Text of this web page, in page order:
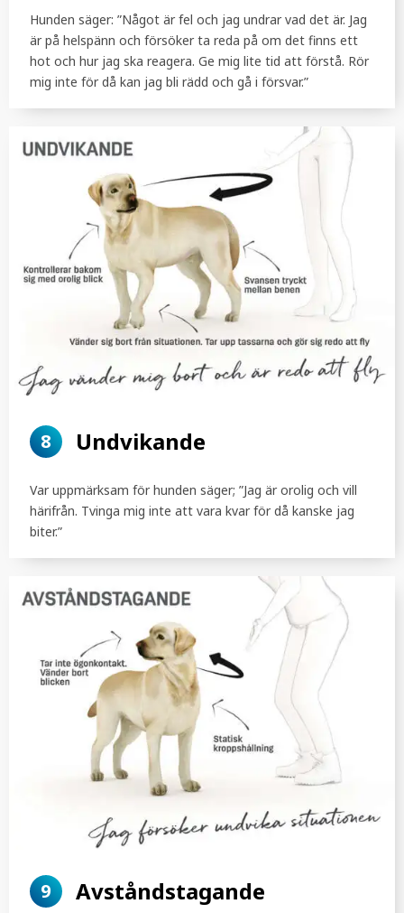
Hunden säger: ”Något är fel och jag undrar vad det är. Jag
är på helspänn och försöker ta reda på om det finns ett
hot och hur jag ska reagera. Ge mig lite tid att förstå. Rör
mig inte för då kan jag bli rädd och gå i försvar.”
8 Undvikande
Var uppmärksam för hunden säger; ”Jag är orolig och vill
härifrån. Tvinga mig inte att vara kvar för då kanske jag
biter.”
9 Avståndstagande